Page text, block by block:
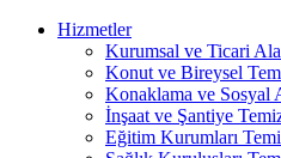
Hizmetler
Kurumsal ve Ticari
Konut ve Bireysel
Konaklama ve Sosyal
İnşaat ve Şantiye
Eğitim Kurumları